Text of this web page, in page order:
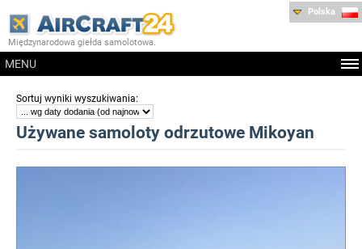
Międzynarodowa giełda samolotowa.
MENU
Polska
Sortuj wyniki wyszukiwania:
Używane samoloty odrzutowe Mikoyan